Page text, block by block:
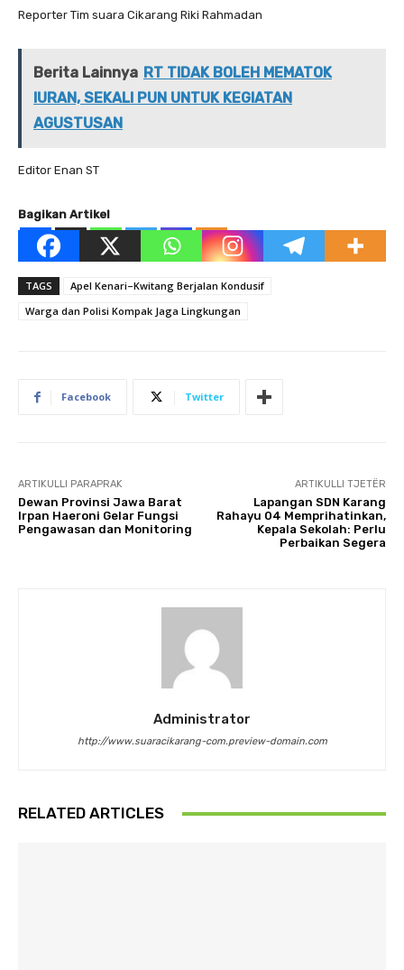
Reporter Tim suara Cikarang Riki Rahmadan
Berita Lainnya RT TIDAK BOLEH MEMATOK
IURAN, SEKALI PUN UNTUK KEGIATAN
AGUSTUSAN
Editor Enan ST
Bagikan Artikel
TAGS
Apel Kenari–Kwitang Berjalan Kondusif
Warga dan Polisi Kompak Jaga Lingkungan
Facebook Twitter
ARTIKULLI PARAPRAK
Dewan Provinsi Jawa Barat
Irpan Haeroni Gelar Fungsi
Pengawasan dan Monitoring
ARTIKULLI TJETËR
Lapangan SDN Karang
Rahayu 04 Memprihatinkan,
Kepala Sekolah: Perlu
Perbaikan Segera
Administrator
http://www.suaracikarang-com.preview-domain.com
RELATED ARTICLES